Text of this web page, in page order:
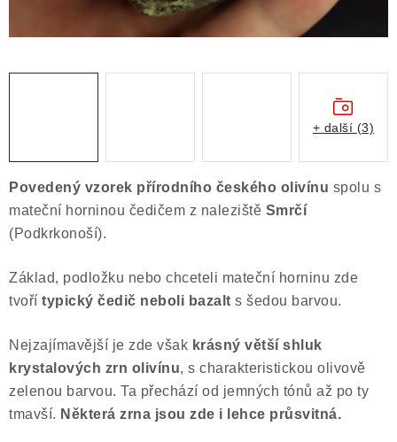
Puncovní značky
Výkup minerálů a drahých kamenů
Kontakt
Povedený vzorek přírodního českého olivínu spolu s
mateční horninou čedičem z naleziště Smrčí
(Podkrkonoší).
Základ, podložku nebo chceteli mateční horninu zde
tvoří typický čedič neboli bazalt s šedou barvou.
Nejzajímavější je zde však krásný větší shluk
krystalových zrn olivínu, s charakteristickou olivově
zelenou barvou. Ta přechází od jemných tónů až po ty
tmavší. Některá zrna jsou zde i lehce průsvitná.
+ další (3)